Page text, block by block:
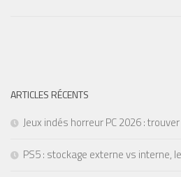
ARTICLES RÉCENTS
Jeux indés horreur PC 2026 :
PS5 : stockage externe vs interne,